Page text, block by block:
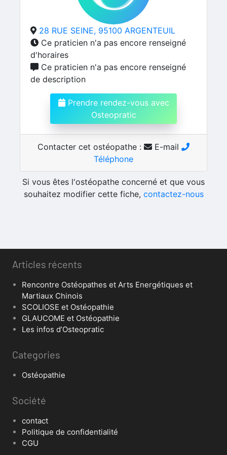
28 RUE SEINE, 95100 ARGENTEUIL
Ce praticien n'a pas encore renseigné
d'horaires
Ce praticien n'a pas encore renseigné
de description
Prendre rendez-vous avec
Osteopratic
Contacter cet ostéopathe :
E-mail
Téléphone
Si vous êtes l'ostéopathe concerné et que vous
souhaitez modifier cette fiche, contactez-nous
Articles récents
Rencontre Ostéopathes et Arts Energétiques et
Martiaux Chinois
SCOLIOSE et Ostéopathie
GLAUCOME et Ostéopathie
Les infos d’Osteopratic
Categories
Ostéopathie
Société
contact
Politique de confidentialité
CGU